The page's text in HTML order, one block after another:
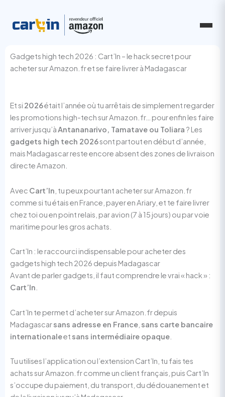
contenu
Gadgets high tech 2026 : Cart’In – le hack secret pour
acheter sur Amazon.fr et se faire livrer à Madagascar
Et si 2026était l’année où tu arrêtais de simplement regarder
les promotions high-tech sur Amazon.fr… pour enfin les faire
arriver jusqu’àAntananarivo, Tamatave ou Toliara ? Les
gadgets high tech 2026sont partout en début d’année,
mais Madagascar reste encore absent des zones de livraison
directe Amazon.
Avec Cart’In , tu peux pourtant acheter sur Amazon.fr
comme si tu étais en France, payer en Ariary, et te faire livrer
chez toi ou en point relais, par avion (7 à 15 jours) ou par voie
maritime pour les gros achats.
Cart’In : le raccourci indispensable pour acheter des
gadgets high tech 2026 depuis Madagascar
Avant de parler gadgets, il faut comprendre le vrai « hack » :
Cart’In
Cart’In te permet d’acheter sur Amazon.fr depuis
Madagascarsans adresse en France sans carte bancaire
internationaleet sans intermédiaire opaque
Tu utilises l’application ou l’extension Cart’In, tu fais tes
achats sur Amazon.fr comme un client français, puis Cart’In
s’occupe du paiement, du transport, du dédouanement et